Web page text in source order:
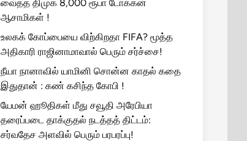
வைத்த திமுக 8,000 ரூபா டோக்கன்
ஆசாமிகள் !
உலகக் கோப்பையை விற்கிறதா FIFA? மூத்த
அதிகாரி ராஜினாமாவால் பெரும் சர்ச்சை!
நீயா நானாவில் யாமினி சொன்ன காதல் கதை
இதுதான் : கண் கசிந்த கோபி !
யேமன் ஹூதிகள் மீது சவூதி அரேபியா
தரைப்படை தாக்குதல் நடத்தத் திட்டம்:
சர்வதேச அளவில் பெரும் பரபரப்பு!